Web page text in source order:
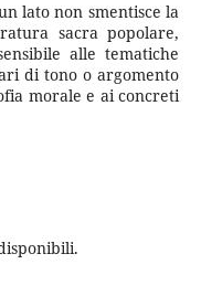
lato non smentisce la
sacra popolare,
alle tematiche
di tono o argomento
morale e ai concreti